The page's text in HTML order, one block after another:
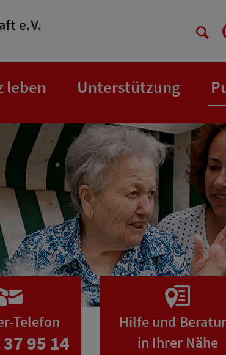
leben Unterstützung
Telefon
95 14
Hilfe und
in Ihrer Nähe